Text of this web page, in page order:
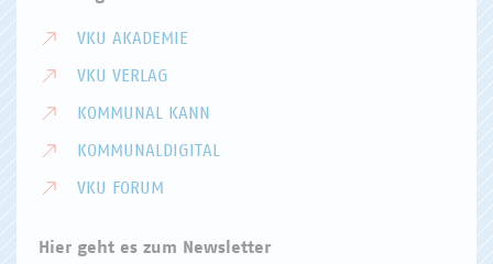
VKU AKADEMIE
VKU VERLAG
KOMMUNAL KANN
KOMMUNALDIGITAL
VKU FORUM
Hier geht es zum Newsletter